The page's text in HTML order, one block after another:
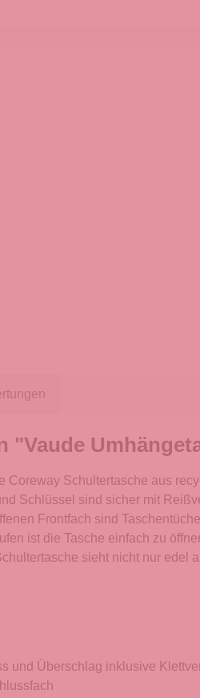
"Vaude
Coreway Schultertasche aus
Schlüssel sind sicher mit
Frontfach sind
ist die Tasche einfach zu
sieht nicht nur
und Überschlag inklusive